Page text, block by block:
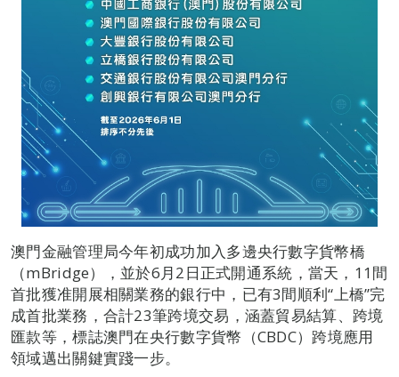
澳門金融管理局今年初成功加入多邊央行數字貨幣橋
（mBridge），並於6月2日正式開通系統，當天，11間
首批獲准開展相關業務的銀行中，已有3間順利“上橋”完
成首批業務，合計23筆跨境交易，涵蓋貿易結算、跨境
匯款等，標誌澳門在央行數字貨幣（CBDC）跨境應用
領域邁出關鍵實踐一步。